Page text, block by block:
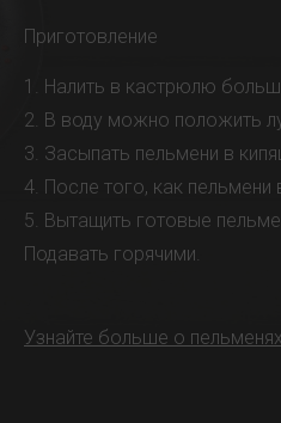
Приготовление
1. Налить в кастрюлю
2. В воду можно положить
3. Засыпать пельмени в
4. После того, как пельмени
5. Вытащить готовые
Подавать горячими.
Узнайте больше о